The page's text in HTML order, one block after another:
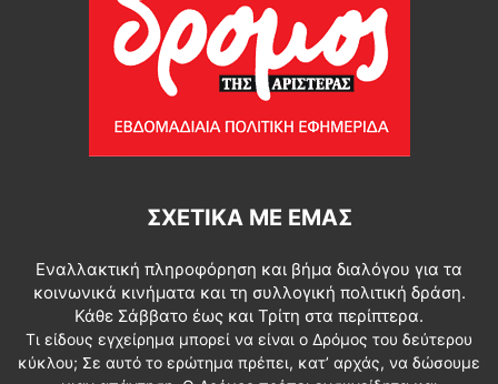
ΣΧΕΤΙΚΆ ΜΕ ΕΜΆΣ
Εναλλακτική πληροφόρηση και βήμα διαλόγου για τα
κοινωνικά κινήματα και τη συλλογική πολιτική δράση.
Κάθε Σάββατο έως και Τρίτη στα περίπτερα.
Τι είδους εγχείρημα μπορεί να είναι ο Δρόμος του δεύτερου
κύκλου; Σε αυτό το ερώτημα πρέπει, κατ’ αρχάς, να δώσουμε